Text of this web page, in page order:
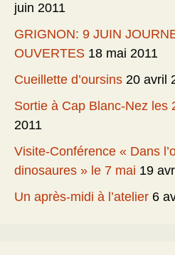
juin 2011
GRIGNON: 9 JUIN
OUVERTES 18 mai 2011
Cueillette d’oursins 20 avril
Sortie à Cap Blanc-Nez les
2011
Visite-Conférence « Dans
dinosaures » le 7 mai 19
Un après-midi à l’atelier 6